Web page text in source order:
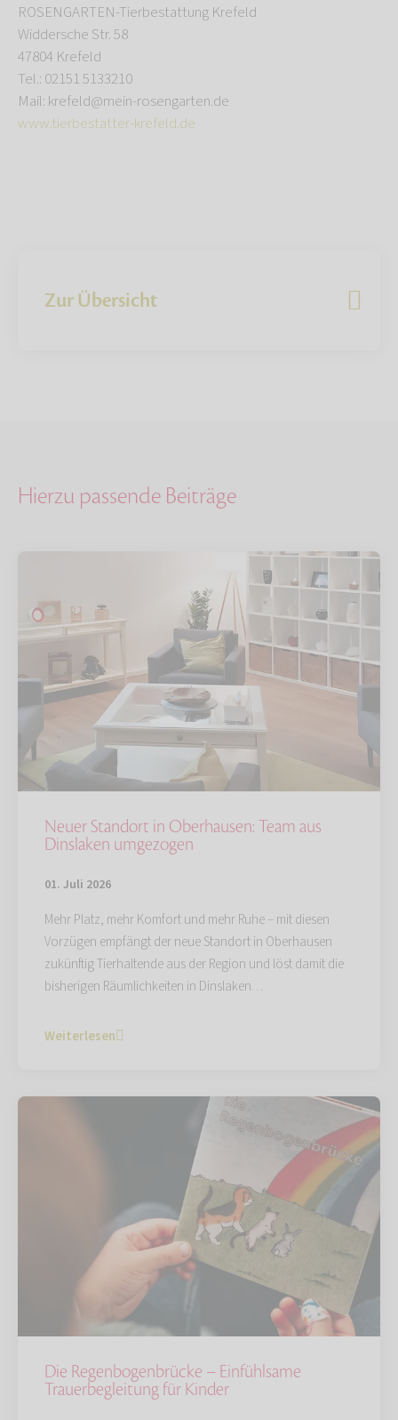
ROSENGARTEN-Tierbestattung Krefeld
Widdersche Str. 58
47804 Krefeld
Tel.: 02151 5133210
Mail: krefeld@mein-rosengarten.de
www.tierbestatter-krefeld.de
Zur Übersicht
Hierzu passende Beiträge
Neuer Standort in Oberhausen: Team aus
Dinslaken umgezogen
01. Juli 2026
Mehr Platz, mehr Komfort und mehr Ruhe – mit diesen
Vorzügen empfängt der neue Standort in Oberhausen
zukünftig Tierhaltende aus der Region und löst damit die
bisherigen Räumlichkeiten in Dinslaken…
Weiterlesen
Die Regenbogenbrücke – Einfühlsame
Trauerbegleitung für Kinder